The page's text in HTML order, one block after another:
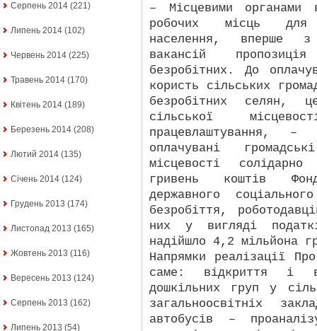
Серпень 2014 (221)
Липень 2014 (102)
Червень 2014 (225)
Травень 2014 (170)
Квітень 2014 (189)
Березень 2014 (208)
Лютий 2014 (135)
Січень 2014 (124)
Грудень 2013 (174)
Листопад 2013 (165)
Жовтень 2013 (116)
Вересень 2013 (124)
Серпень 2013 (162)
Липень 2013 (54)
– Місцевими органами
робочих місць для
населення, вперше з
вакансій
безробітних. До
користь сільських
безробітних селян,
сільської
працевлаштування,
оплачувані
місцевості
гривень коштів
державного
безробіття,
них у вигляді
надійшло 4,2 мільйона
Напрямки реалізації
саме: відкриття і
дошкільних груп у
загальноосвітніх
автобусів –